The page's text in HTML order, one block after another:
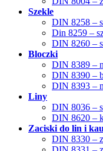
Szekle
DIN 8258 –
Din 8259 –
DIN 8260 –
Bloczki
DIN 8389 –
DIN 8390 –
DIN 8393 –
Liny
DIN 8036 –
DIN 8620 –
Zaciski do lin i
DIN 8330 –